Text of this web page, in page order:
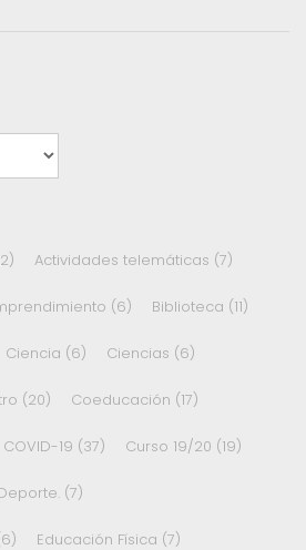
Actividades telemáticas (7)
(6) Biblioteca (11)
Ciencia (6) Ciencias (6)
(20) Coeducación (17)
COVID-19 (37) Curso 19/20 (19)
(7)
Educación Física (7)